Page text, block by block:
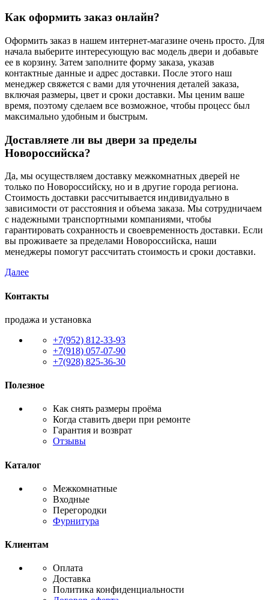
Как оформить заказ онлайн?
Оформить заказ в нашем интернет-магазине очень просто. Для
начала выберите интересующую вас модель двери и добавьте
ее в корзину. Затем заполните форму заказа, указав
контактные данные и адрес доставки. После этого наш
менеджер свяжется с вами для уточнения деталей заказа,
включая размеры, цвет и сроки доставки. Мы ценим ваше
время, поэтому сделаем все возможное, чтобы процесс был
максимально удобным и быстрым.
Доставляете ли вы двери за пределы
Новороссийска?
Да, мы осуществляем доставку межкомнатных дверей не
только по Новороссийску, но и в другие города региона.
Стоимость доставки рассчитывается индивидуально в
зависимости от расстояния и объема заказа. Мы сотрудничаем
с надежными транспортными компаниями, чтобы
гарантировать сохранность и своевременность доставки. Если
вы проживаете за пределами Новороссийска, наши
менеджеры помогут рассчитать стоимость и сроки доставки.
Далее
Контакты
продажа и установка
+7(952) 812-33-93
+7(918) 057-07-90
+7(928) 825-36-30
Полезное
Как снять размеры проёма
Когда ставить двери при ремонте
Гарантия и возврат
Отзывы
Каталог
Межкомнатные
Входные
Перегородки
Фурнитура
Клиентам
Оплата
Доставка
Политика конфиденциальности